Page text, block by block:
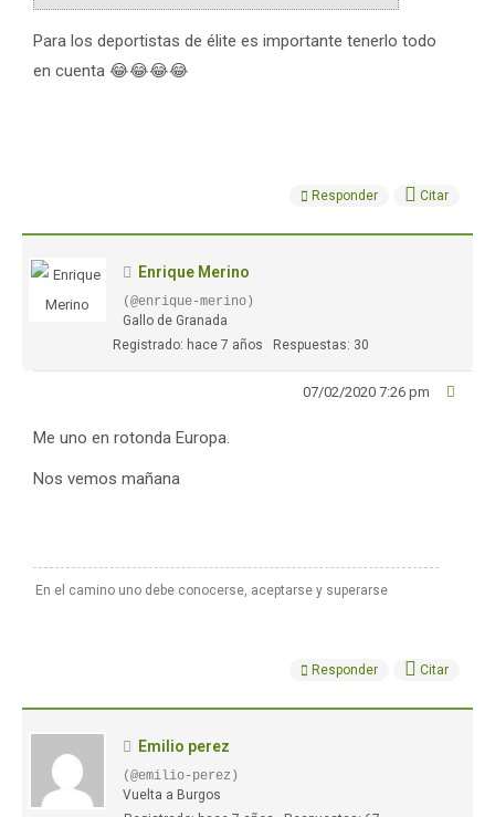
Para los deportistas de élite es importante tenerlo todo
en cuenta 😂😂😂😂
Responder Citar
Enrique Merino
(@enrique-merino)
Gallo de Granada
Registrado: hace 7 años
Respuestas: 30
07/02/2020 7:26 pm
Me uno en rotonda Europa.
Nos vemos mañana
En el camino uno debe conocerse, aceptarse y superarse
Responder Citar
Emilio perez
(@emilio-perez)
Vuelta a Burgos